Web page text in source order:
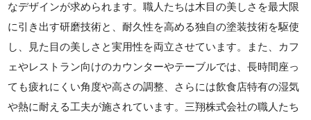
なデザインが求められます。職人たちは木目の美しさを最大限
に引き出す研磨技術と、耐久性を高める独自の塗装技術を駆使
し、見た目の美しさと実用性を両立させています。また、カフ
ェやレストラン向けのカウンターやテーブルでは、長時間座っ
ても疲れにくい角度や高さの調整、さらには飲食店特有の湿気
や熱に耐える工夫が施されています。三翔株式会社の職人たち